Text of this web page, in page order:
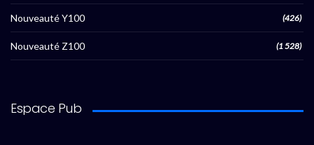
Nouveauté Y100 (426)
Nouveauté Z100 (1 528)
Espace Pub